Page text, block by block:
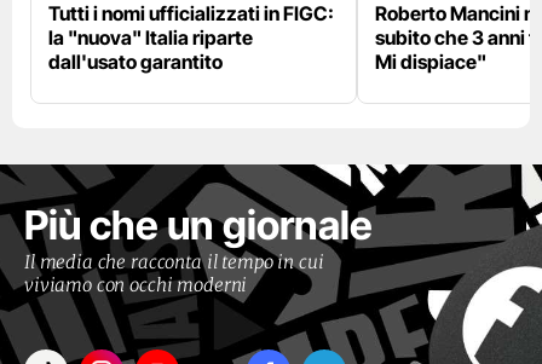
Tutti i nomi ufficializzati in FIGC:
la "nuova" Italia riparte
dall'usato garantito
Roberto Mancini
subito che 3 anni
Mi dispiace"
Più che un giornale
Il media che racconta il tempo in cui
viviamo con occhi moderni